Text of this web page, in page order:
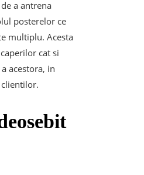
a antrena
posterelor ce
multiplu. Acesta
cat si
acestora, in